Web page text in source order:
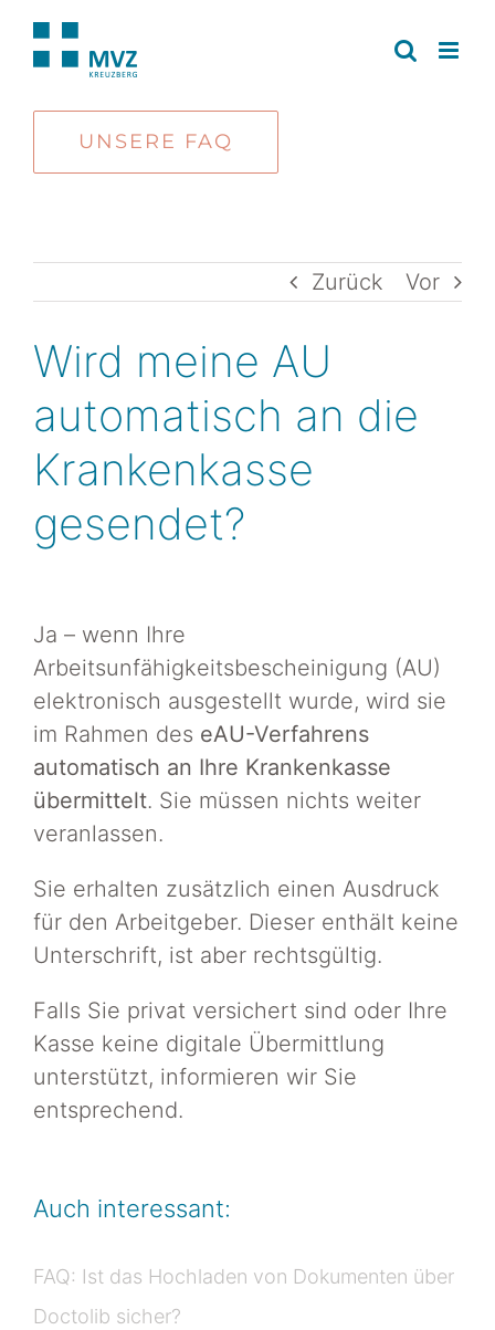
Zum
Inhalt
UNSERE FAQ
Zurück Vor
Wird meine AU
automatisch an die
Krankenkasse
gesendet?
Ja – wenn Ihre
Arbeitsunfähigkeitsbescheinigung (AU)
elektronisch ausgestellt wurde, wird sie
im Rahmen des eAU-Verfahrens
automatisch an Ihre Krankenkasse
übermittelt. Sie müssen nichts weiter
veranlassen.
Sie erhalten zusätzlich einen Ausdruck
für den Arbeitgeber. Dieser enthält keine
Unterschrift, ist aber rechtsgültig.
Falls Sie privat versichert sind oder Ihre
Kasse keine digitale Übermittlung
unterstützt, informieren wir Sie
entsprechend.
Auch interessant:
FAQ: Ist das Hochladen von Dokumenten über
Doctolib sicher?